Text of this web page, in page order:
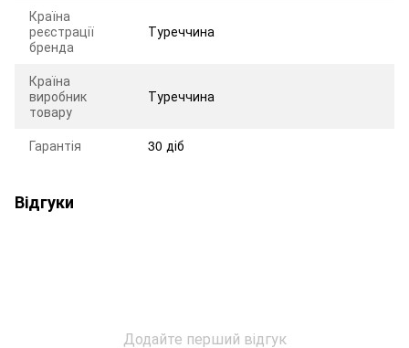
Країна
реєстрації
бренда
Туреччина
Країна
виробник
товару
Туреччина
Гарантія 30 діб
Відгуки
Додайте перший відгук